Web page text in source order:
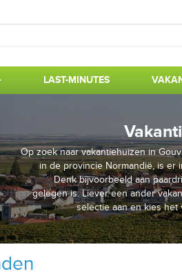
LAST-MINUTES
Op zoek naar vakantiehuizen in
in de provincie Normandië, is
Denk bijvoorbeeld aan
gelegen is. Liever een ander
selectie aan en kies het